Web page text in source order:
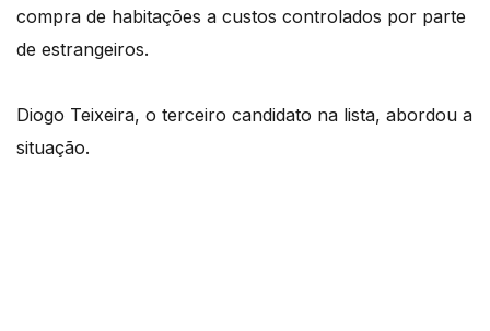
compra de habitações a custos controlados por parte
de estrangeiros.
Diogo Teixeira, o terceiro candidato na lista, abordou a
situação.